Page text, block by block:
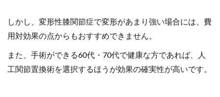
しかし、変形性膝関節症で変形があまり強い場合には、費
用対効果の点からもおすすめできません。
また、手術ができる60代・70代で健康な方であれば、人
工関節置換術を選択するほうが効果の確実性が高いです。